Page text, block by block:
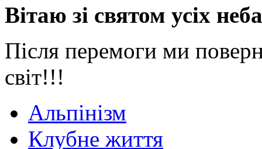
Вітаю зі святом усіх
Після перемоги ми
світ!!!
Альпінізм
Клубне життя